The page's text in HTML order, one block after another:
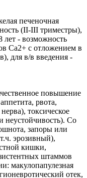
печеночная
(II-III триместры),
лет - возможность
Ca2+ с отложением в
для в/в введения -
повышение
рвота,
токсическое
неустойчивость). Со
запоры или
эрозивный),
кишки,
штаммов
макулопапулезная
отек,